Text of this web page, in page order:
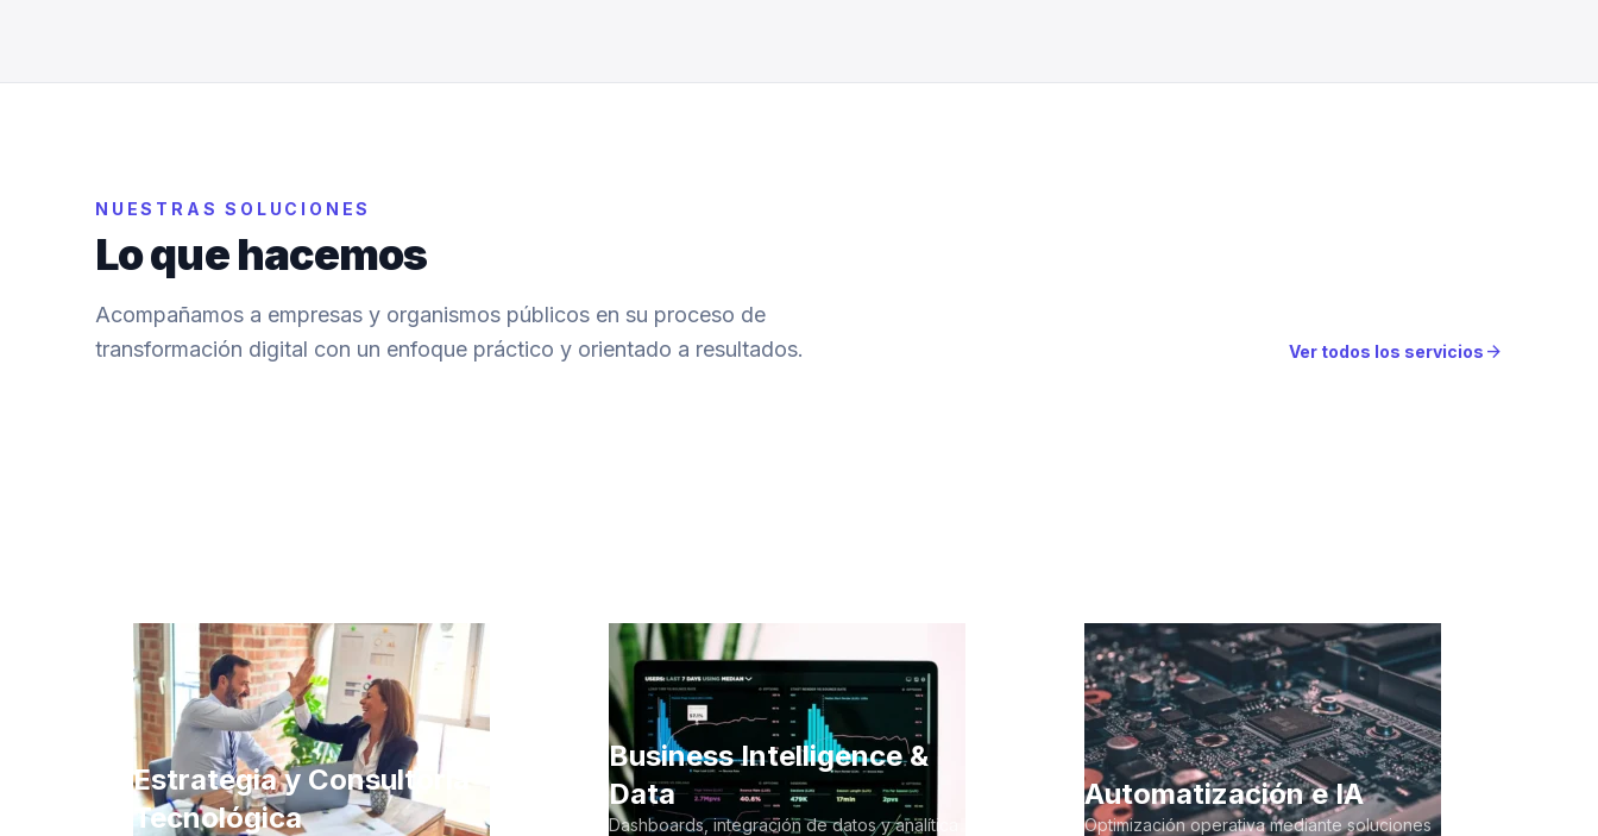
NUESTRAS SOLUCIONES
Lo que hacemos
Acompañamos a empresas y organismos públicos en su proceso de
transformación digital con un enfoque práctico y orientado a resultados.
Ver todos los servicios arrow_forward
Estrategia y Consultoría
Tecnológica
Business Intelligence &
Data
Dashboards, integración de datos y analítica
Automatización e IA
Optimización operativa mediante soluciones